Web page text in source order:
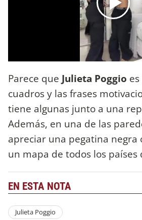
Parece que Julieta Poggio
cuadros y las frases
tiene algunas junto a una
Además, en una de las
apreciar una pegatina negra
un mapa de todos los países
EN ESTA NOTA
Julieta Poggio